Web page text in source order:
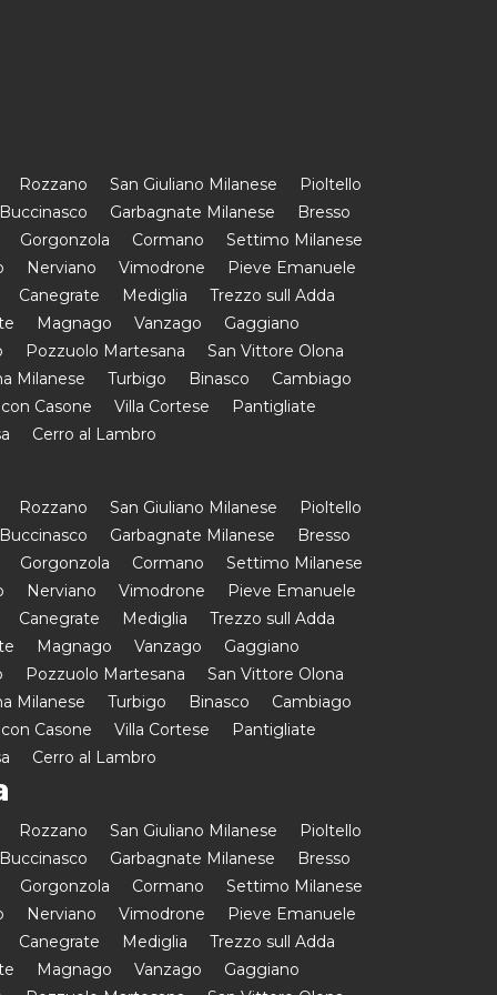
Rozzano San Giuliano Milanese
Pioltello
Garbagnate Milanese
Bresso
Gorgonzola
Cormano
Settimo Milanese
Nerviano Vimodrone
Pieve Emanuele
Canegrate
Mediglia
Trezzo sull Adda
Magnago Vanzago
Gaggiano
Pozzuolo Martesana
San Vittore Olona
Milanese
Turbigo Binasco
Cambiago
Casone
Villa Cortese
Pantigliate
Cerro al Lambro
Rozzano San Giuliano Milanese
Pioltello
Garbagnate Milanese
Bresso
Gorgonzola
Cormano
Settimo Milanese
Nerviano Vimodrone
Pieve Emanuele
Canegrate
Mediglia
Trezzo sull Adda
Magnago Vanzago
Gaggiano
Pozzuolo Martesana
San Vittore Olona
Milanese
Turbigo Binasco
Cambiago
Casone
Villa Cortese
Pantigliate
Cerro al Lambro
Rozzano San Giuliano Milanese
Pioltello
Garbagnate Milanese
Bresso
Gorgonzola
Cormano
Settimo Milanese
Nerviano Vimodrone
Pieve Emanuele
Canegrate
Mediglia
Trezzo sull Adda
Magnago Vanzago
Gaggiano